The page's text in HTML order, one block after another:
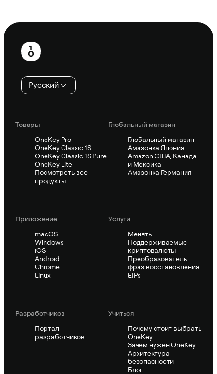
Нижний
колонтитул
Русский
Товары
OneKey Pro
OneKey Classic 1S
OneKey Classic 1S Pure
OneKey Lite
Посмотреть все
продукты
Глобальный магазин
Глобальный магазин
Амазонка Япония
Amazon США, Канада
и Мексика
Амазонка Германия
Приложение
macOS
Windows
iOS
Android
Chrome
Linux
Услуги
Менять
Поддерживаемые
криптовалюты
Преобразователь
фраз восстановления
EIPs
Pазработчиков
Портал
разработчиков
Учиться
Почему стоит выбрать
OneKey
Зачем нужен OneKey
Архитектура
безопасности
Блог